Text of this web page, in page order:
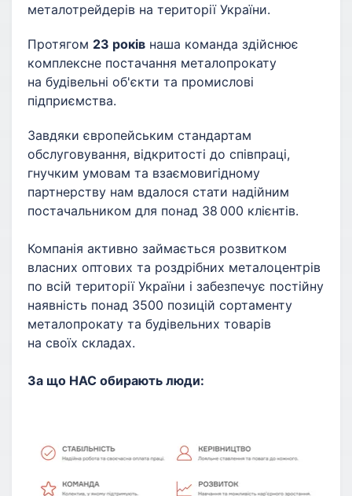
металотрейдерів на території України.
Протягом 23 років наша команда здійснює
комплексне постачання металопрокату
на будівельні об'єкти та промислові
підприємства.
Завдяки європейським стандартам
обслуговування, відкритості до співпраці,
гнучким умовам та взаємовигідному
партнерству нам вдалося стати надійним
постачальником для понад 38 000 клієнтів.
Компанія активно займається розвитком
власних оптових та роздрібних металоцентрів
по всій території України і забезпечує постійну
наявність понад 3500 позицій сортаменту
металопрокату та будівельних товарів
на своїх складах.
За що НАС обирають люди: